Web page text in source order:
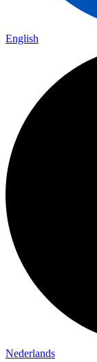
English
Nederlands